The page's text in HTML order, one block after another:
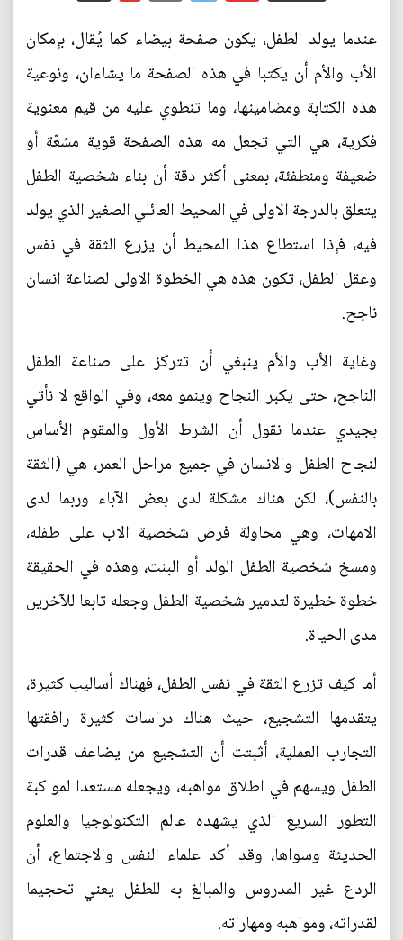
عندما يولد الطفل، يكون صفحة بيضاء كما يُقال، بإمكان
الأب والأم أن يكتبا في هذه الصفحة ما يشاءان، ونوعية
هذه الكتابة ومضامينها، وما تنطوي عليه من قيم معنوية
فكرية، هي التي تجعل مه هذه الصفحة قوية مشعّة أو
ضعيفة ومنطفئة، بمعنى أكثر دقة أن بناء شخصية الطفل
يتعلق بالدرجة الاولى في المحيط العائلي الصغير الذي يولد
فيه، فإذا استطاع هذا المحيط أن يزرع الثقة في نفس
وعقل الطفل، تكون هذه هي الخطوة الاولى لصناعة انسان
ناجح.
وغاية الأب والأم ينبغي أن تتركز على صناعة الطفل
الناجح، حتى يكبر النجاح وينمو معه، وفي الواقع لا نأتي
بجيدي عندما نقول أن الشرط الأول والمقوم الأساس
لنجاح الطفل والانسان في جميع مراحل العمر، هي (الثقة
بالنفس)، لكن هناك مشكلة لدى بعض الآباء وربما لدى
الامهات، وهي محاولة فرض شخصية الاب على طفله،
ومسخ شخصية الطفل الولد أو البنت، وهذه في الحقيقة
خطوة خطيرة لتدمير شخصية الطفل وجعله تابعا للآخرين
مدى الحياة.
أما كيف تزرع الثقة في نفس الطفل، فهناك أساليب كثيرة،
يتقدمها التشجيع، حيث هناك دراسات كثيرة رافقتها
التجارب العملية، أثبتت أن التشجيع من يضاعف قدرات
الطفل ويسهم في اطلاق مواهبه، ويجعله مستعدا لمواكبة
التطور السريع الذي يشهده عالم التكنولوجيا والعلوم
الحديثة وسواها، وقد أكد علماء النفس والاجتماع، أن
الردع غير المدروس والمبالغ به للطفل يعني تحجيما
لقدراته، ومواهبه ومهاراته.